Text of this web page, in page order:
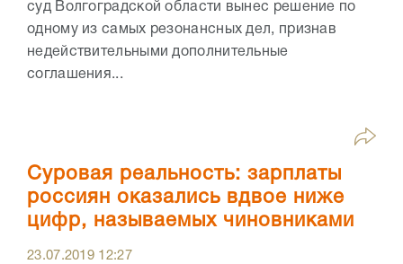
суд Волгоградской области вынес решение по
одному из самых резонансных дел, признав
недействительными дополнительные
соглашения...
Суровая реальность: зарплаты
россиян оказались вдвое ниже
цифр, называемых чиновниками
23.07.2019 12:27